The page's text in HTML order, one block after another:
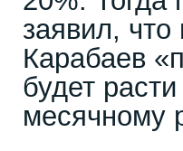
заявил,
Карабаев
будет
месячному